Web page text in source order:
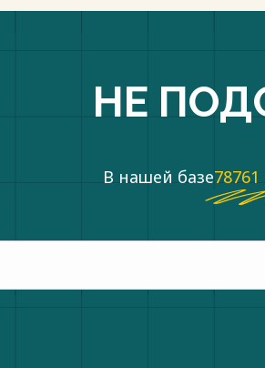
НЕ
В нашей базе